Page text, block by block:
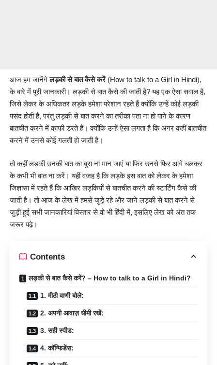
आज हम जानेंगेलड़की से बात कैसे करें(How to talk to a Girl in Hindi),
के बारे में पूरी जानकारी। लड़की से बात कैसे की जाती है? यह एक ऐसा सवाल है,
जिसे लेकर के अधिकतर लड़के हमेशा परेशान रहते हैं क्योंकि उन्हें कोई लड़की
पसंद होती है, परंतु लड़की से बात करने का तरीका पता ना हो पाने के कारण
बातचीत करने में काफी डरते हैं। क्योंकि उन्हें ऐसा लगता है कि अगर कहीं बातचीत
करने में उनसे कोई गलती हो जाती है।
तो कहीं लड़की उनकी बात का बुरा ना मान जाएं या फिर उनसे फिर आगे चलकर
के कभी भी बात ना करें। यही वजह है कि लड़के इस बात को लेकर के हमेशा
जिज्ञासा में रहते हैं कि आखिर लड़कियों से बातचीत करने की स्टार्टिंग कैसे की
जाती है। तो आज के लेख में हमसे जुड़े रहे और जाने लड़की से बात करने से
जुड़ी हुई सभी जानकारियां विस्तार से वो भी हिंदी में, इसलिए लेख को अंत तक
जरूर पढ़े।
Contents
लड़की से बात कैसे करें? – How to talk to a Girl in Hindi?
1. मीठी वाणी बोले:
2. अपनी आवाज़ धीमी रखें:
3. सही स्पीड:
4. कॉन्फिडेंस: